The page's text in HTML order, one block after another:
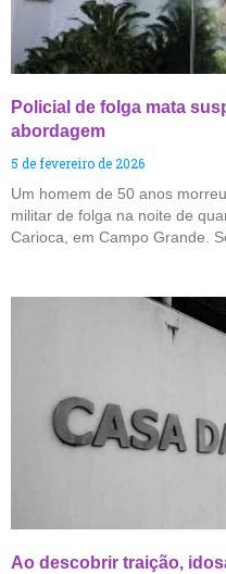
Policial de folga mata
abordagem
5 de fevereiro de 2026
Um homem de 50 anos
militar de folga na noite de
Carioca, em Campo Grande.
Ao descobrir traição,